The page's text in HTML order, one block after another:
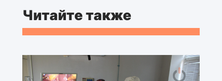
Читайте также